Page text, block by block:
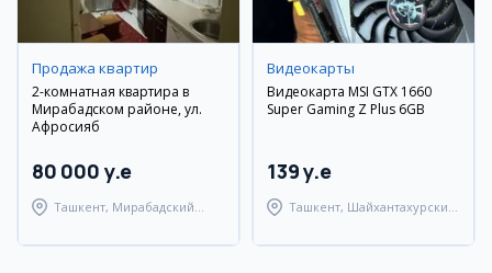
Продажа квартир
2-комнатная квартира в
Мирабадском районе, ул.
Афросияб
80 000 y.e
Ташкент, Мирабадский
Видеокарты
Видеокарта MSI GTX 1660
Super Gaming Z Plus 6GB
139 y.e
Ташкент, Шайхантахурский